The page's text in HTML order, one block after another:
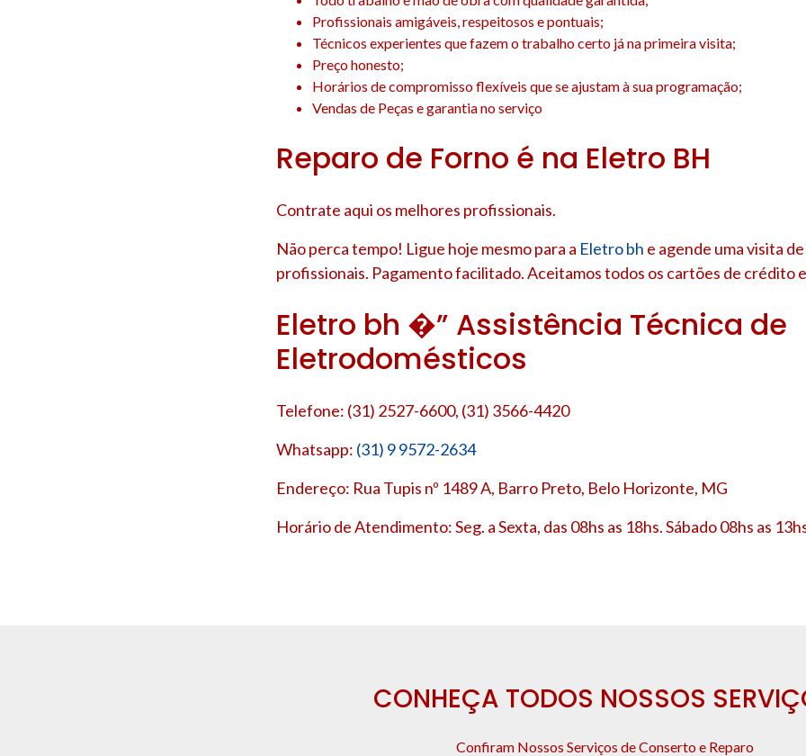
Profissionais amigáveis, respeitosos e pontuais;
Técnicos experientes que fazem o trabalho certo já na primeira visita;
Preço honesto;
Horários de compromisso flexíveis que se ajustam à sua programação;
Vendas de Peças e garantia no serviço
Reparo de Forno é na Eletro BH
Contrate aqui os melhores profissionais.
Não perca tempo! Ligue hoje mesmo para a Eletro bh e agende uma visita
profissionais. Pagamento facilitado. Aceitamos todos os cartões de crédito
Eletro bh �” Assistência Técnica de
Eletrodomésticos
Telefone: (31) 2527-6600, (31) 3566-4420
Whatsapp: (31) 9 9572-2634
Endereço: Rua Tupis nº 1489 A, Barro Preto, Belo Horizonte, MG
Horário de Atendimento: Seg. a Sexta, das 08hs as 18hs. Sábado 08hs as
CONHEÇA TODOS NOSSOS
Confiram Nossos Serviços de Conserto e Reparo